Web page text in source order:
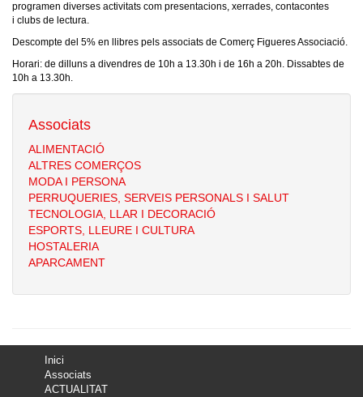
programen diverses activitats com presentacions, xerrades, contacontes
i clubs de lectura.
Descompte del 5% en llibres pels associats de Comerç Figueres Associació.
Horari: de dilluns a divendres de 10h a 13.30h i de 16h a 20h. Dissabtes de
10h a 13.30h.
Associats
ALIMENTACIÓ
ALTRES COMERÇOS
MODA I PERSONA
PERRUQUERIES, SERVEIS PERSONALS I SALUT
TECNOLOGIA, LLAR I DECORACIÓ
ESPORTS, LLEURE I CULTURA
HOSTALERIA
APARCAMENT
Inici
Associats
ACTUALITAT